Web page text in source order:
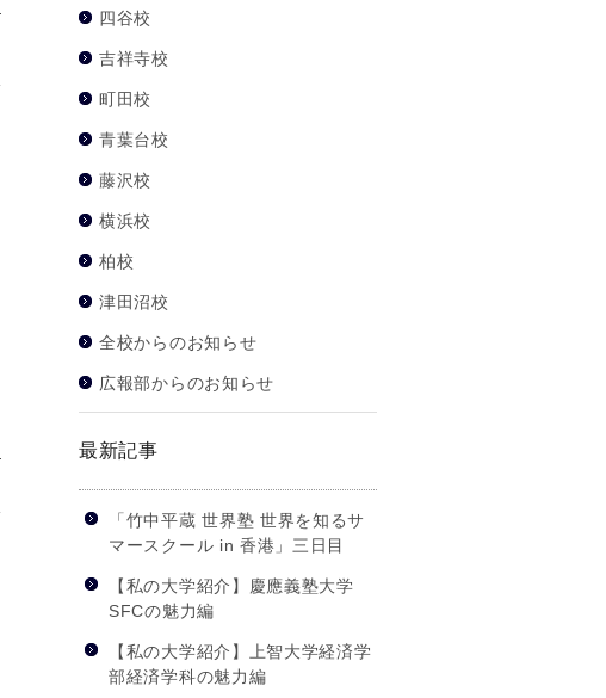
四谷校
吉祥寺校
町田校
青葉台校
藤沢校
横浜校
柏校
津田沼校
全校からのお知らせ
広報部からのお知らせ
最新記事
「竹中平蔵 世界塾 世界を知るサ
マースクール in 香港」三日目
【私の大学紹介】慶應義塾大学
SFCの魅力編
【私の大学紹介】上智大学経済学
部経済学科の魅力編